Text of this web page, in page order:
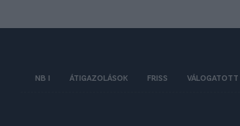
NB I ÁTIGAZOLÁSOK FRISS VÁLOGATOTT